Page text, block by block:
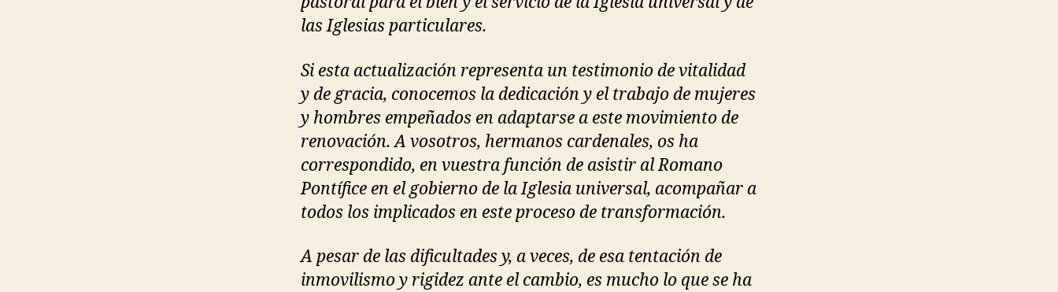
las Iglesias particulares.
Si esta actualización representa un testimonio de vitalidad
y de gracia, conocemos la dedicación y el trabajo de mujeres
y hombres empeñados en adaptarse a este movimiento de
renovación. A vosotros, hermanos cardenales, os ha
correspondido, en vuestra función de asistir al Romano
Pontífice en el gobierno de la Iglesia universal, acompañar a
todos los implicados en este proceso de transformación.
A pesar de las dificultades y, a veces, de esa tentación de
inmovilismo y rigidez ante el cambio, es mucho lo que se ha